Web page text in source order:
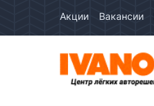
Акции Вакансии